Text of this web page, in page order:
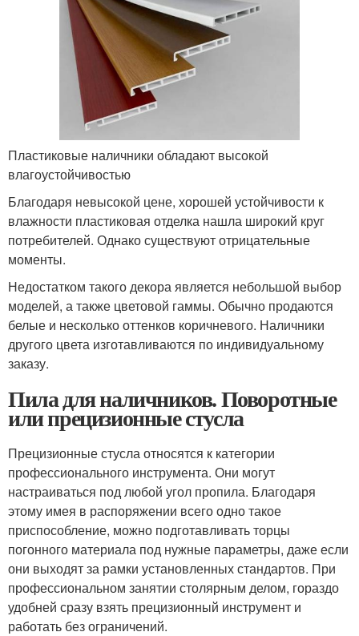
Пластиковые наличники обладают высокой
влагоустойчивостью
Благодаря невысокой цене, хорошей устойчивости к
влажности пластиковая отделка нашла широкий круг
потребителей. Однако существуют отрицательные
моменты.
Недостатком такого декора является небольшой выбор
моделей, а также цветовой гаммы. Обычно продаются
белые и несколько оттенков коричневого. Наличники
другого цвета изготавливаются по индивидуальному
заказу.
Пила для наличников. Поворотные
или прецизионные стусла
Прецизионные стусла относятся к категории
профессионального инструмента. Они могут
настраиваться под любой угол пропила. Благодаря
этому имея в распоряжении всего одно такое
приспособление, можно подготавливать торцы
погонного материала под нужные параметры, даже если
они выходят за рамки установленных стандартов. При
профессиональном занятии столярным делом, гораздо
удобней сразу взять прецизионный инструмент и
работать без ограничений.